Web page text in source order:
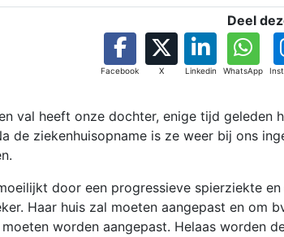
Deel
Facebook X Linkedin WhatsApp
val heeft onze dochter, enige tijd geleden
de ziekenhuisopname is ze weer bij ons
door een progressieve spierziekte
Haar huis zal moeten aangepast en om
worden aangepast. Helaas worden